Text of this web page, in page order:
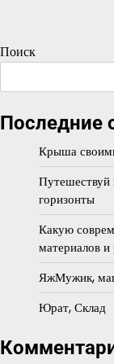
Поиск
Последние
Крыша
Путешествуй
горизонты
Какую
материалов
ЯжМужик,
Юрат, Склад